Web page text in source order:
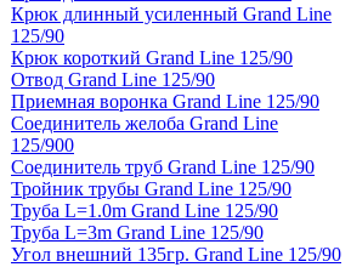
Крюк длинный усиленный Grand Line
125/90
Крюк короткий Grand Line 125/90
Отвод Grand Line 125/90
Приемная воронка Grand Line 125/90
Соединитель желоба Grand Line
125/900
Соединитель труб Grand Line 125/90
Тройник трубы Grand Line 125/90
Труба L=1.0m Grand Line 125/90
Труба L=3m Grand Line 125/90
Угол внешний 135гр. Grand Line 125/90